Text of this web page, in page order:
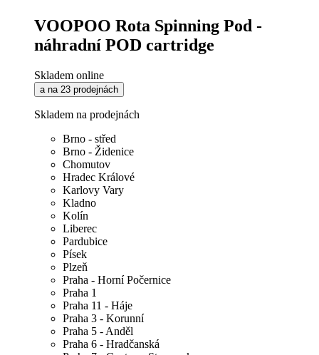
VOOPOO Rota Spinning Pod -
náhradní POD cartridge
Skladem online
a na 23 prodejnách
Skladem na prodejnách
Brno - střed
Brno - Židenice
Chomutov
Hradec Králové
Karlovy Vary
Kladno
Kolín
Liberec
Pardubice
Písek
Plzeň
Praha - Horní Počernice
Praha 1
Praha 11 - Háje
Praha 3 - Korunní
Praha 5 - Anděl
Praha 6 - Hradčanská